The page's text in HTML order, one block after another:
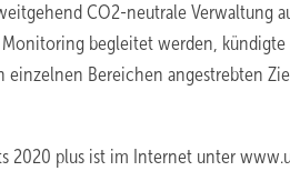
CO2-neutrale Verwaltung
begleitet werden,
Bereichen angestrebten
2020 plus ist im Internet unter